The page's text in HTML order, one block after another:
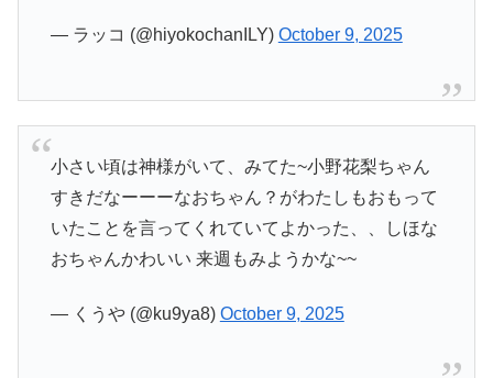
— ラッコ (@hiyokochanILY) October 9, 2025
小さい頃は神様がいて、みてた~小野花梨ちゃん
すきだなーーーなおちゃん？がわたしもおもって
いたことを言ってくれていてよかった、、しほな
おちゃんかわいい 来週もみようかな~~
— くうや (@ku9ya8) October 9, 2025